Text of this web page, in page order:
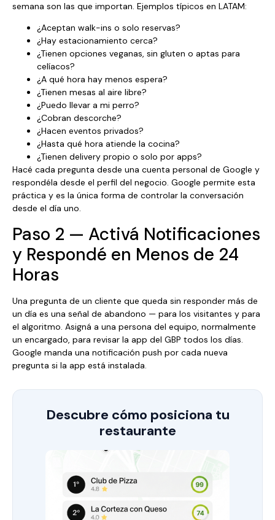
semana son las que importan. Ejemplos típicos en LATAM:
¿Aceptan walk-ins o solo reservas?
¿Hay estacionamiento cerca?
¿Tienen opciones veganas, sin gluten o aptas para
celíacos?
¿A qué hora hay menos espera?
¿Tienen mesas al aire libre?
¿Puedo llevar a mi perro?
¿Cobran descorche?
¿Hacen eventos privados?
¿Hasta qué hora atiende la cocina?
¿Tienen delivery propio o solo por apps?
Hacé cada pregunta desde una cuenta personal de Google y
respondéla desde el perfil del negocio. Google permite esta
práctica y es la única forma de controlar la conversación
desde el día uno.
Paso 2 — Activá Notificaciones
y Respondé en Menos de 24
Horas
Una pregunta de un cliente que queda sin responder más de
un día es una señal de abandono — para los visitantes y para
el algoritmo. Asigná a una persona del equipo, normalmente
un encargado, para revisar la app del GBP todos los días.
Google manda una notificación push por cada nueva
pregunta si la app está instalada.
Descubre cómo posiciona tu
restaurante